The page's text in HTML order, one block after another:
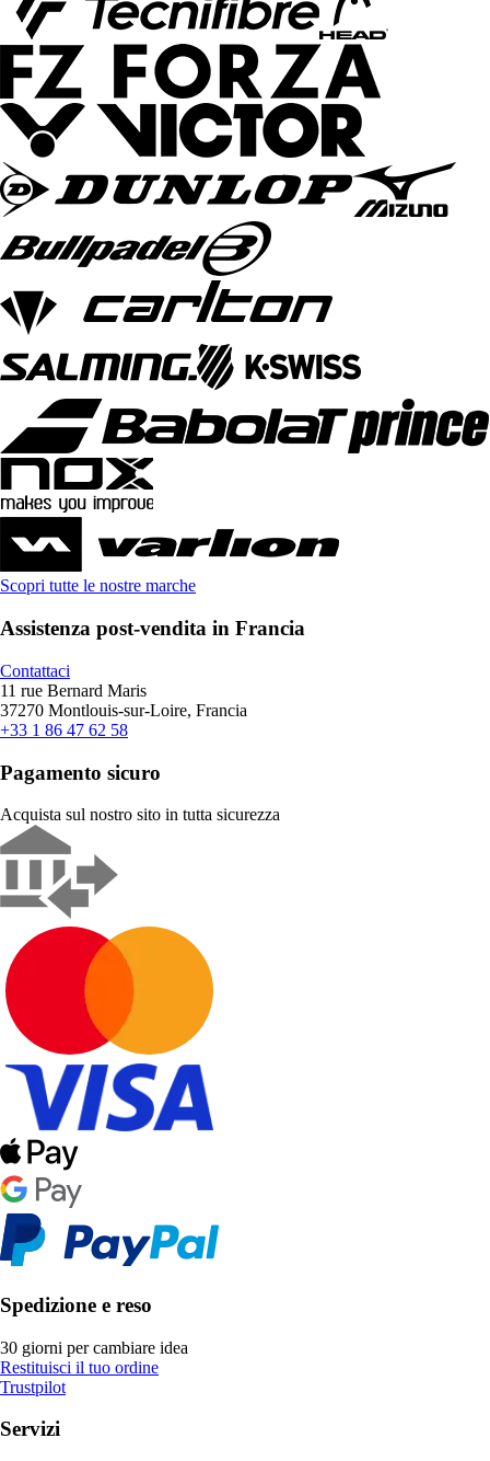
Scopri tutte le nostre marche
Assistenza post-vendita in Francia
Contattaci
11 rue Bernard Maris
37270 Montlouis-sur-Loire, Francia
+33 1 86 47 62 58
Pagamento sicuro
Acquista sul nostro sito in tutta sicurezza
Spedizione e reso
30 giorni per cambiare idea
Restituisci il tuo ordine
Trustpilot
Servizi